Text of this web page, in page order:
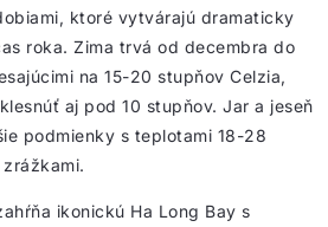
ktoré vytvárajú dramaticky
roka. Zima trvá od decembra do
na 15-20 stupňov Celzia,
aj pod 10 stupňov. Jar a jeseň
podmienky s teplotami 18-28
ikonickú Ha Long Bay s